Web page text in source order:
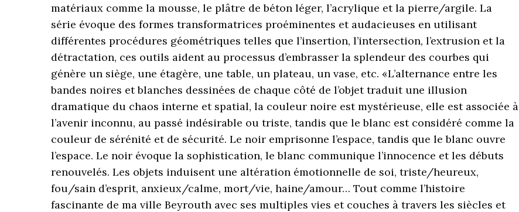
matériaux comme la mousse, le plâtre de béton léger, l’acrylique et la pierre/argile. La
série évoque des formes transformatrices proéminentes et audacieuses en utilisant
différentes procédures géométriques telles que l’insertion, l’intersection, l’extrusion et la
détractation, ces outils aident au processus d’embrasser la splendeur des courbes qui
génère un siège, une étagère, une table, un plateau, un vase, etc. «L’alternance entre les
bandes noires et blanches dessinées de chaque côté de l’objet traduit une illusion
dramatique du chaos interne et spatial, la couleur noire est mystérieuse, elle est associée à
l’avenir inconnu, au passé indésirable ou triste, tandis que le blanc est considéré comme la
couleur de sérénité et de sécurité. Le noir emprisonne l’espace, tandis que le blanc ouvre
l’espace. Le noir évoque la sophistication, le blanc communique l’innocence et les débuts
renouvelés. Les objets induisent une altération émotionnelle de soi, triste/heureux,
fou/sain d’esprit, anxieux/calme, mort/vie, haine/amour… Tout comme l’histoire
fascinante de ma ville Beyrouth avec ses multiples vies et couches à travers les siècles et